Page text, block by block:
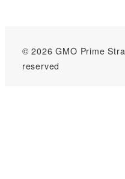
© 2026 GMO Prime
reserved